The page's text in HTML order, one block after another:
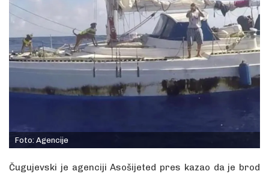
Foto: Agencije
Čugujevski je agenciji Asošijeted pres kazao da je brod